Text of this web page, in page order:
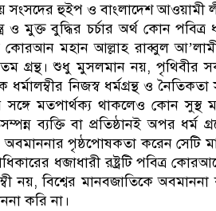
সংসদের হুইপ ও বাংলাদেশ
ও মুক্ত বুদ্ধির চর্চার অর্থ কোন
কোরআন মহান আল্লাহ রাব্বুল
গ্রন্থ। শুধু মুসলমান নয়, পৃথিবীর
ধর্মালম্বীর নিজস্ব ধর্মগ্রন্থ ও
সঙ্গে মতপার্থক্য থাকলেও কোন সুস্থ
ব্যক্তি বা প্রতিষ্ঠানই অপর
অবমাননার পৃষ্ঠপোষকতা করেন সেটি
ধব্জাধারী রষ্ট্রটি পবিত্র
নয়, বিশ্বের মানবজাতিকে
করি না।